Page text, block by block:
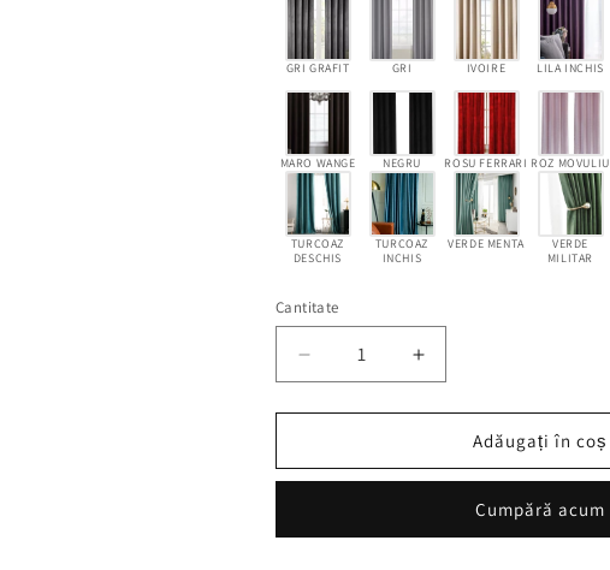
GRI GRAFIT GRI IVOIRE LILA INCHIS
MARO WANGE NEGRU ROSU FERRARI ROZ MOVULIU
TURCOAZ
DESCHIS
TURCOAZ
INCHIS
VERDE MENTA
VERDE
MILITAR
Cantitate
Cantitate
Reduceți
cantitatea
pentru
Catifea
–
Creșteți
cantitatea
pentru
Draperie
Catifea
MUSTAR
–
Adăugați în coș
Cumpără acum